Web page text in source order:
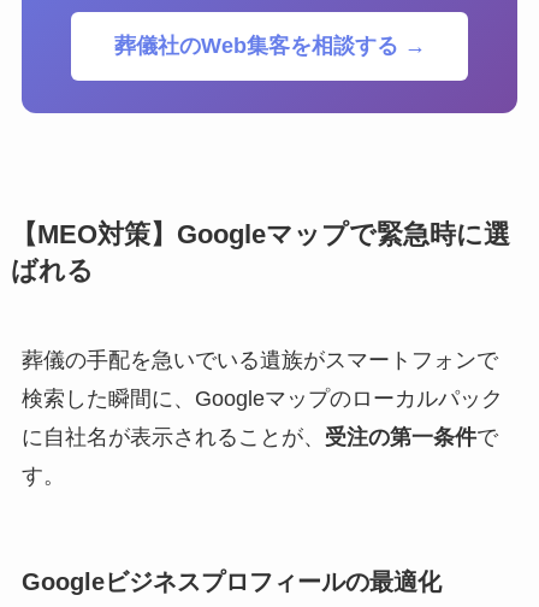
葬儀社のWeb集客を相談する →
【MEO対策】Googleマップで緊急時に選
ばれる
葬儀の手配を急いでいる遺族がスマートフォンで
検索した瞬間に、Googleマップのローカルパック
に自社名が表示されることが、 受注の第一条件で
す。
Googleビジネスプロフィールの最適化